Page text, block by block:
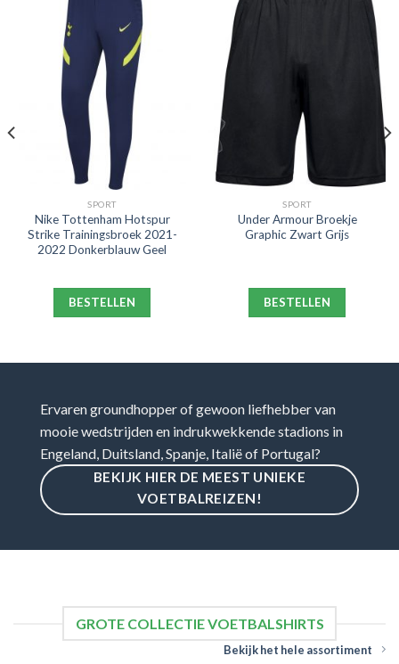
SPORT
Nike Tottenham Hotspur
Strike Trainingsbroek 2021-
2022 Donkerblauw Geel
BESTELLEN
SPORT
Under Armour Broekje
Graphic Zwart Grijs
BESTELLEN
Ervaren groundhopper of gewoon liefhebber van
mooie wedstrijden en indrukwekkende stadions in
Engeland, Duitsland, Spanje, Italië of Portugal?
BEKIJK HIER DE MEEST UNIEKE
VOETBALREIZEN!
GROTE COLLECTIE VOETBALSHIRTS
Bekijk het hele assortiment